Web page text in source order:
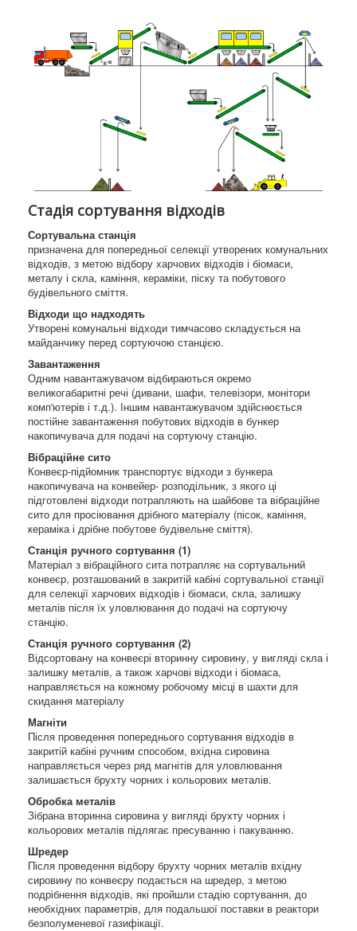
Стадія сортування відходів
Сортувальна станція
призначена для попередньої селекції утворених комунальних
відходів, з метою відбору харчових відходів і біомаси,
металу і скла, каміння, кераміки, піску та побутового
будівельного сміття.
Відходи що надходять
Утворені комунальні відходи тимчасово складується на
майданчику перед сортуючою станцією.
Завантаження
Одним навантажувачом відбираються окремо
великогабаритні речі (дивани, шафи, телевізори, монітори
комп'ютерів і т.д.). Іншим навантажувачом здійснюється
постійне завантаження побутових відходів в бункер
накопичувача для подачі на сортуючу станцію.
Вібраційне сито
Конвеєр-підйомник транспортує відходи з бункера
накопичувача на конвейер- розподільник, з якого ці
підготовлені відходи потрапляють на шайбове та вібраційне
сито для просіювання дрібного матеріалу (пісок, каміння,
кераміка і дрібне побутове будівельне сміття).
Станція ручного сортування (1)
Матеріал з вібраційного сита потрапляє на сортувальний
конвеєр, розташований в закритій кабіні сортувальної станції
для селекції харчових відходів і біомаси, скла, залишку
металів після їх уловлювання до подачі на сортуючу
станцію.
Станція ручного сортування (2)
Відсортовану на конвеєрі вторинну сировину, у вигляді скла і
залишку металів, а також харчові відходи і біомаса,
направляється на кожному робочому місці в шахти для
скидання матеріалу
Магніти
Після проведення попереднього сортування відходів в
закритій кабіні ручним способом, вхідна сировина
направляється через ряд магнітів для уловлювання
залишається брухту чорних і кольорових металів.
Обробка металів
Зібрана вторинна сировина у вигляді брухту чорних і
кольорових металів підлягає пресуванню і пакуванню.
Шредер
Після проведення відбору брухту чорних металів вхідну
сировину по конвеєру подається на шредер, з метою
подрібнення відходів, які пройшли стадію сортування, до
необхідних параметрів, для подальшої поставки в реактори
безполуменевої газифікації.